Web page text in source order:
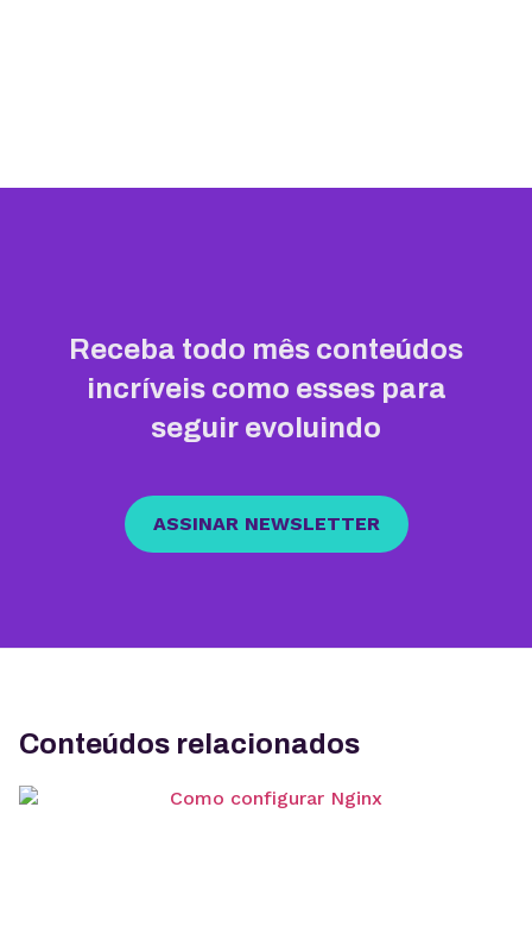
Receba todo mês conteúdos
incríveis como esses para
seguir evoluindo
ASSINAR NEWSLETTER
Conteúdos relacionados